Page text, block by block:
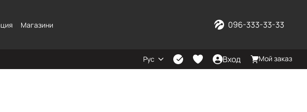
Магазини 096-333-33-33
Рус Вход Мой заказ